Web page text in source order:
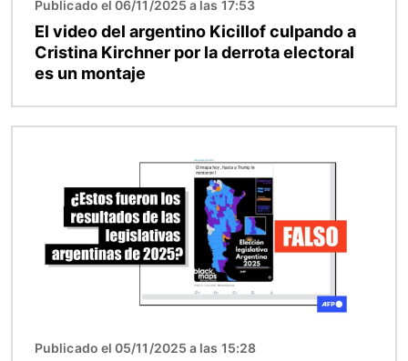
Publicado el 06/11/2025 a las 17:53
El video del argentino Kicillof culpando a
Cristina Kirchner por la derrota electoral
es un montaje
Publicado el 05/11/2025 a las 15:28